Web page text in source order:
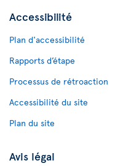
Accessibilité
Plan d'accessibilité
Rapports d’étape
Processus de rétroaction
Accessibilité du site
Plan du site
Avis légal